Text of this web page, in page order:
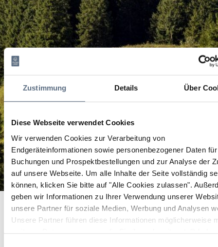
Zustimmung Details Über
Diese Webseite verwendet Cookies
Wir verwenden Cookies zur Verarbeitung von
Endgeräteinformationen sowie personenbezogener Daten
Buchungen und Prospektbestellungen und zur Analyse der
auf unsere Webseite. Um alle Inhalte der Seite vollständig
können, klicken Sie bitte auf "Alle Cookies zulassen".
geben wir Informationen zu Ihrer Verwendung unserer
unsere Partner für soziale Medien, Werbung und Analysen
Unsere Partner führen diese Informationen möglicherweise
Rennradrunde Team Fanatico
Startseite Rennradrunde Team Fanatico
Rennradrunde Team